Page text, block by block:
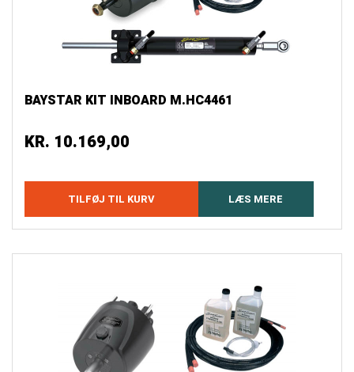
BAYSTAR KIT INBOARD M.HC4461
KR. 10.169,00
TILFØJ TIL KURV LÆS MERE